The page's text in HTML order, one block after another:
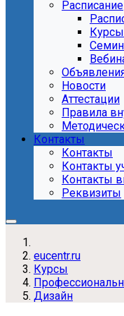
Расписание
Курсы
Новости
Аттестации
Правила
Контакты
Контакты
Контакты
Контакты
Реквизиты
eucentr.ru
Курсы
Дизайн